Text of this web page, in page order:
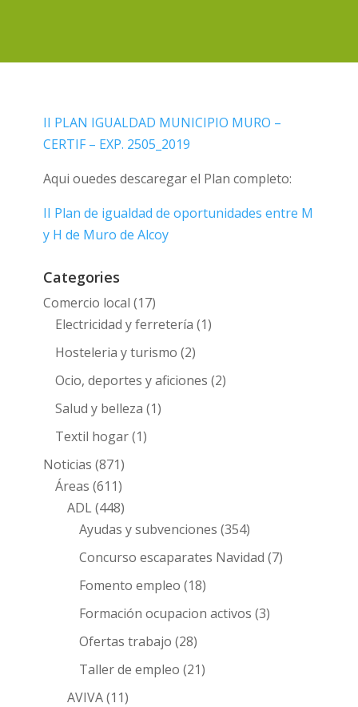
II PLAN IGUALDAD MUNICIPIO MURO –
CERTIF – EXP. 2505_2019
Aqui ouedes descaregar el Plan completo:
II Plan de igualdad de oportunidades entre M
y H de Muro de Alcoy
Categories
Comercio local (17)
Electricidad y ferretería (1)
Hosteleria y turismo (2)
Ocio, deportes y aficiones (2)
Salud y belleza (1)
Textil hogar(1)
Noticias (871)
Áreas (611)
ADL(448)
Ayudas y subvenciones (354)
Concurso escaparates Navidad (7)
Fomento empleo (18)
Formación ocupacion activos (3)
Ofertas trabajo (28)
Taller de empleo (21)
AVIVA(11)